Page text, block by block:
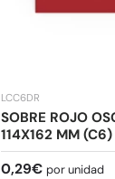
LCC6DR
SOBRE ROJO
114X162 MM (C6)
Precio normal
0,29€ por unidad